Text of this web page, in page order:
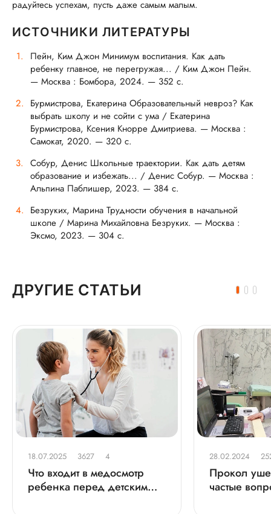
радуйтесь успехам, пусть даже самым малым.
ИСТОЧНИКИ ЛИТЕРАТУРЫ
Пейн, Ким Джон Минимум воспитания. Как дать
ребенку главное, не перегружая... / Ким Джон Пейн.
— Москва : Бомбора, 2024. — 352 с.
Бурмистрова, Екатерина Образовательный невроз? Как
выбрать школу и не сойти с ума / Екатерина
Бурмистрова, Ксения Кнорре Дмитриева. — Москва :
Самокат, 2020. — 320 с.
Собур, Денис Школьные траектории. Как дать детям
образование и избежать... / Денис Собур. — Москва :
Альпина Паблишер, 2023. — 384 с.
Безруких, Марина Трудности обучения в начальной
школе / Марина Михайловна Безруких. — Москва :
Эксмо, 2023. — 304 с.
ДРУГИЕ СТАТЬИ
18.07.2025 3627 4
Что входит в медосмотр
ребенка перед детским
28.02.2024
Прокол
частые